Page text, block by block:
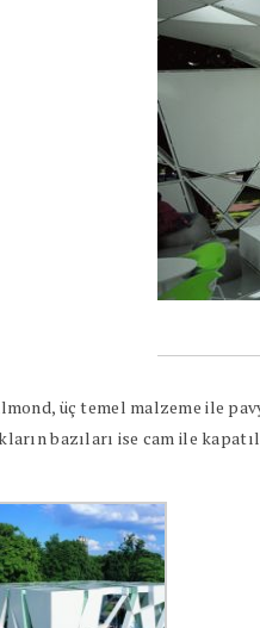
üç temel malzeme ile
bazıları ise cam ile